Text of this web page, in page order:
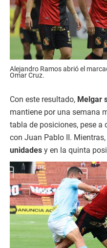
Alejandro Ramos abrió el
Omar Cruz.
Con este resultado, Melgar
mantiene por una semana
tabla de posiciones, pese a
con Juan Pablo II. Mientras,
unidades y en la quinta